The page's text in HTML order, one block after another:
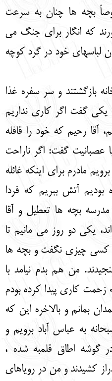
بچه ها چنان به سرعت
که انگار برای جنگ می
لباسهای خود در گرد کوچه
بازگشتند و سر سفره غذا
گفت اگر کاری نداریم
آقا رحیم که خود را قافله
عصبانیت گفت: اگر ناراحت
مادرم برای اینکه غائله
آتش ببریم که فردا
بچه ها تعطیل و آقا
یکی دو روز می مانیم تا
کسی چیزی نگفت و بچه ها
من هم بدم نیامد با
زحمت کاری پیدا کرده بودم
بمانم و بالاخره این که
به عباس آباد برویم و
گوشه اطاق قلمبه شده ،
کشیدند و من در رویاهای